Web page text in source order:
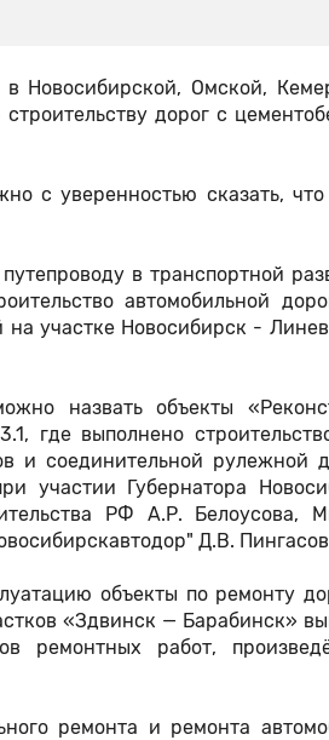
Новосибирской, Омской,
дорог с
с уверенностью сказать,
в транспортной
автомобильной
участке Новосибирск -
назвать объекты
где выполнено
и соединительной рулежной
участии Губернатора
РФ А.Р. Белоусова,
Д.В.
объекты по ремонту
«Здвинск — Барабинск»
ремонтных работ,
ремонта и ремонта